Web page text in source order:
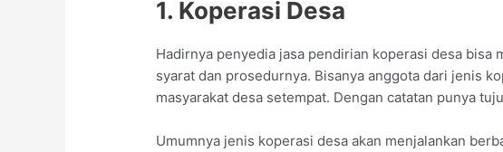
1. Koperasi Desa
Hadirnya penyedia jasa pendirian koperasi desa bisa
syarat dan prosedurnya. Bisanya anggota dari jenis
masyarakat desa setempat. Dengan catatan punya
Umumnya jenis koperasi desa akan menjalankan